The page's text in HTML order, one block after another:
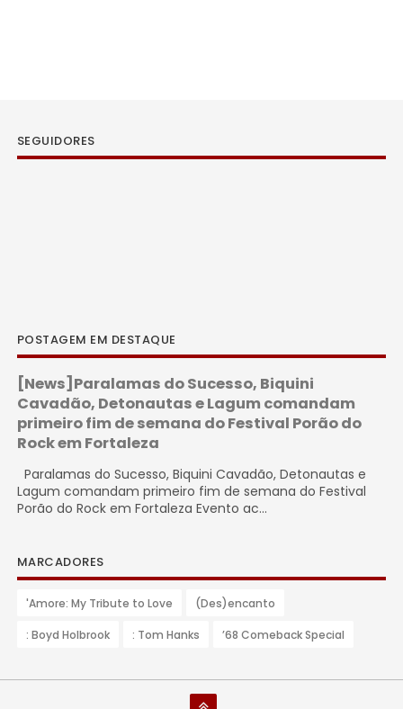
SEGUIDORES
POSTAGEM EM DESTAQUE
[News]Paralamas do Sucesso, Biquini
Cavadão, Detonautas e Lagum comandam
primeiro fim de semana do Festival Porão do
Rock em Fortaleza
Paralamas do Sucesso, Biquini Cavadão, Detonautas e
Lagum comandam primeiro fim de semana do Festival
Porão do Rock em Fortaleza Evento ac...
MARCADORES
'Amore: My Tribute to Love (Des)encanto
: Boyd Holbrook : Tom Hanks ’68 Comeback Special